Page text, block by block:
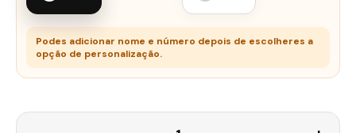
Podes adicionar nome e número depois de escolheres a
opção de personalização.